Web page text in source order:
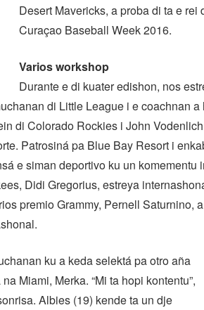
Desert Mavericks, a proba di ta e rei
Curaçao Baseball Week 2016.
Varios workshop
Durante e di kuater edishon, nos
di Little League i e coachnan
di Colorado Rockies i John
Patrosiná pa Blue Bay Resort i
e siman deportivo ku un komementu
Didi Gregorius, estreya
premio Grammy, Pernell Saturnino,
ku a keda selektá pa otro aña
Miami, Merka. “Mi ta hopi kontentu”,
Albies (19) kende ta un dje